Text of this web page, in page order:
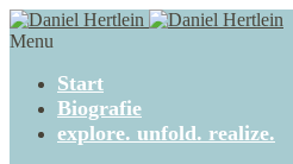
Menu
Start
Biografie
explore. unfold. realize.